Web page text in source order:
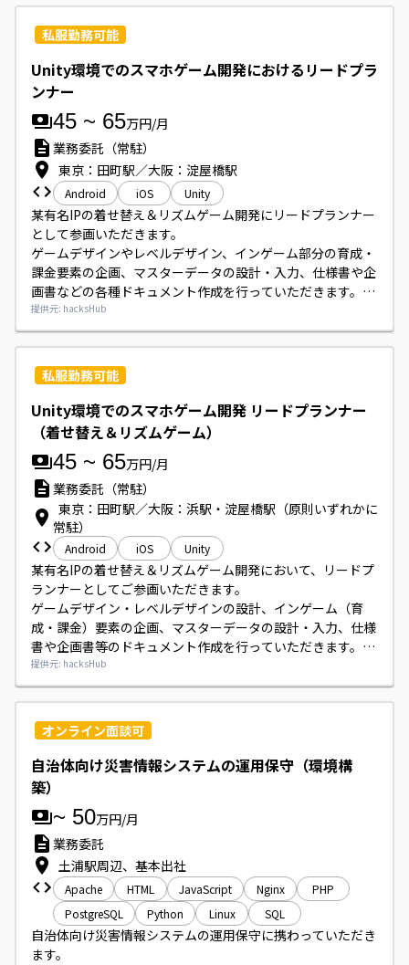
私服勤務可能
Unity環境でのスマホゲーム開発におけるリードプラ
ンナー
45 ~ 65万円/月
業務委託（常駐）
東京：田町駅／大阪：淀屋橋駅
Android iOS Unity
某有名IPの着せ替え＆リズムゲーム開発にリードプランナー
として参画いただきます。
ゲームデザインやレベルデザイン、インゲーム部分の育成・
課金要素の企画、マスターデータの設計・入力、仕様書や企
画書などの各種ドキュメント作成を行っていただきます。
UnityやConfluence、Backlog、GitLab等のツールを用いた
開発環境での業務になります。
提供元: hacksHub
私服勤務可能
Unity環境でのスマホゲーム開発 リードプランナー
（着せ替え＆リズムゲーム）
45 ~ 65万円/月
業務委託（常駐）
東京：田町駅／大阪：浜駅・淀屋橋駅（原則いずれかに
常駐）
Android iOS Unity
某有名IPの着せ替え＆リズムゲーム開発において、リードプ
ランナーとしてご参画いただきます。
ゲームデザイン・レベルデザインの設計、インゲーム（育
成・課金）要素の企画、マスターデータの設計・入力、仕様
書や企画書等のドキュメント作成を行っていただきます。
チーム牽引や制作担当との調整、必要に応じて外部折衝やロ
ーカライズ対応にも携わっていただきます。
開発環境はUnity、Confluence、Backlog、GitLab等を使用
します。
提供元: hacksHub
オンライン面談可
自治体向け災害情報システムの運用保守（環境構
築）
~ 50万円/月
業務委託
土浦駅周辺、基本出社
Apache HTML JavaScript Nginx
PHP
PostgreSQL
Python Linux SQL
自治体向け災害情報システムの運用保守に携わっていただき
ます。